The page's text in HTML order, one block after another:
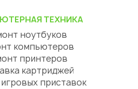
ТЕХНИКА
ноутбуков
компьютеров
принтеров
картриджей
приставок